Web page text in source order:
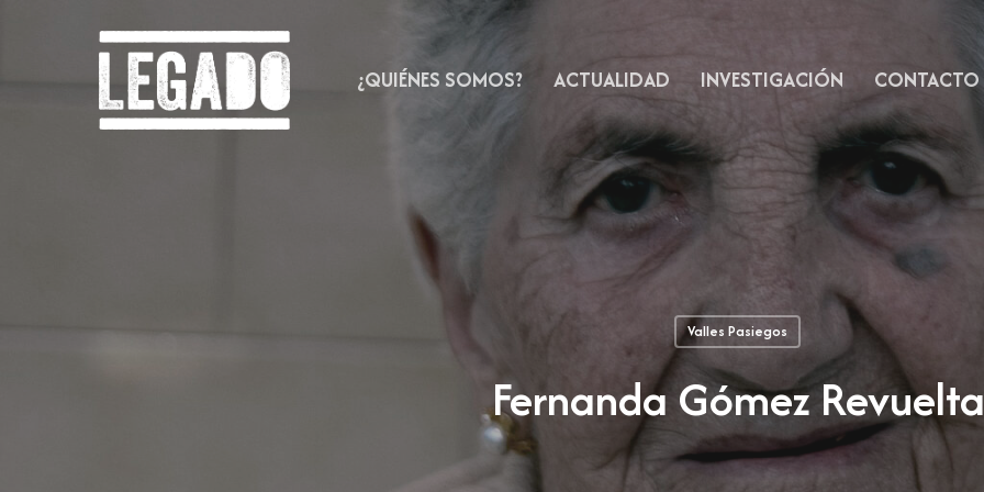
¿QUIÉNES SOMOS? ACTUALIDAD INVESTIGACIÓN CONTACTO
Valles Pasiegos
Fernanda Gómez Revuelta